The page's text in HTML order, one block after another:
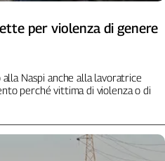
per violenza di genere
Naspi anche alla lavoratrice
perché vittima di violenza o di